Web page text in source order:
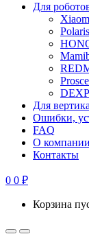
Для
Polaris
DEXP
Для
Ошибки,
FAQ
О компании
Контакты
0 0 ₽
Корзина